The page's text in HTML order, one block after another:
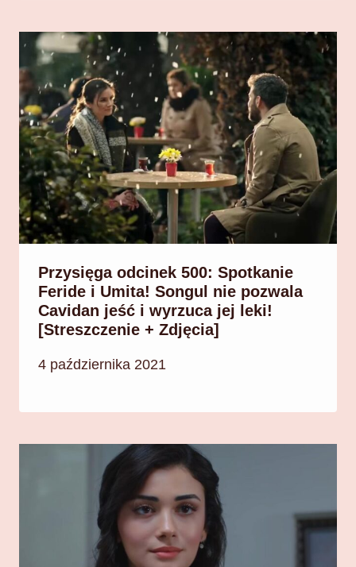
Przysięga odcinek 500: Spotkanie
Feride i Umita! Songul nie pozwala
Cavidan jeść i wyrzuca jej leki!
[Streszczenie + Zdjęcia]
4 października 2021